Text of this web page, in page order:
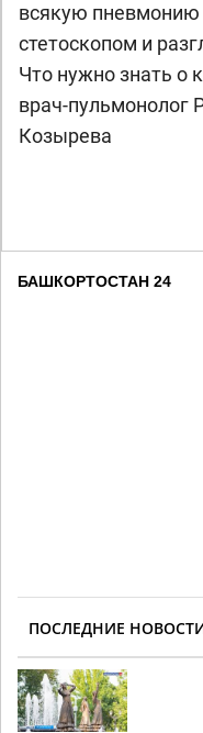
всякую
стетоскопом и
Что нужно знать о
врач-пульмонолог
Козырева
БАШКОРТОСТАН 24
ПОСЛЕДНИЕ